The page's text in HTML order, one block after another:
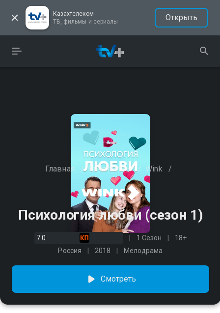
Казахтелеком
ТВ, фильмы и сериалы
Открыть
Главная / Кинотеатры / Wink /
Психология любви (сезон 1)
7.0 1 Сезон
18+
Россия
2018 Мелодрама
Смотреть